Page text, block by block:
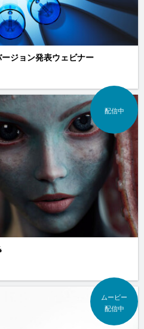
ジョン発表ウェビナー
配信中
ムービー
配信中